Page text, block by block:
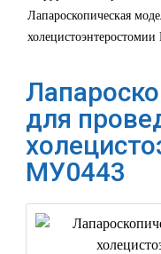
Лапароскопическая
для
МУ0443